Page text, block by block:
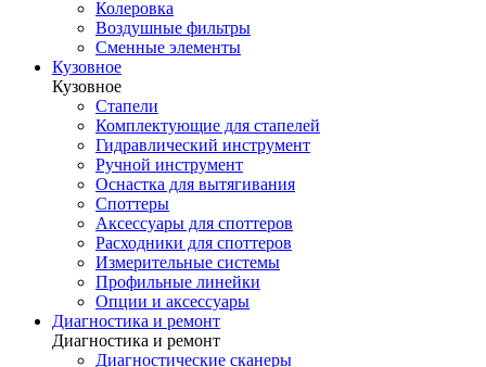
Колеровка
Воздушные фильтры
Сменные элементы
Кузовное
Кузовное
Стапели
Комплектующие для стапелей
Гидравлический инструмент
Ручной инструмент
Оснастка для вытягивания
Споттеры
Аксессуары для споттеров
Расходники для споттеров
Измерительные системы
Профильные линейки
Опции и аксессуары
Диагностика и ремонт
Диагностика и ремонт
Диагностические сканеры